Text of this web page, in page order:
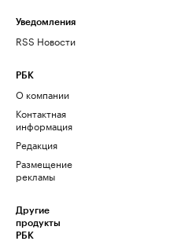
Уведомления
RSS Новости
РБК
О компании
Контактная
информация
Редакция
Размещение
рекламы
Другие
продукты
РБК